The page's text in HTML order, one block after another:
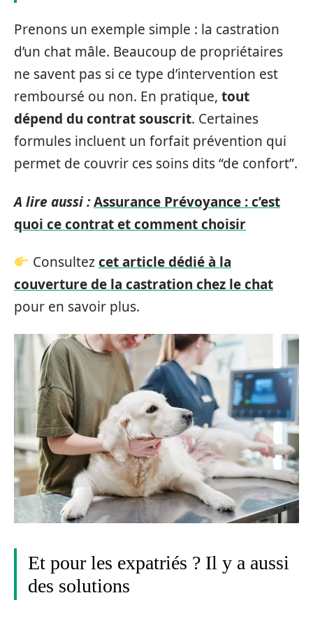
Prenons un exemple simple : la castration
d’un chat mâle. Beaucoup de propriétaires
ne savent pas si ce type d’intervention est
remboursé ou non. En pratique, tout
dépend du contrat souscrit. Certaines
formules incluent un forfait prévention qui
permet de couvrir ces soins dits “de confort”.
A lire aussi :Assurance Prévoyance : c’est
quoi ce contrat et comment choisir
Consultezcet article dédié à la
couverture de la castration chez le chat
pour en savoir plus.
Et pour les expatriés ? Il y a aussi
des solutions